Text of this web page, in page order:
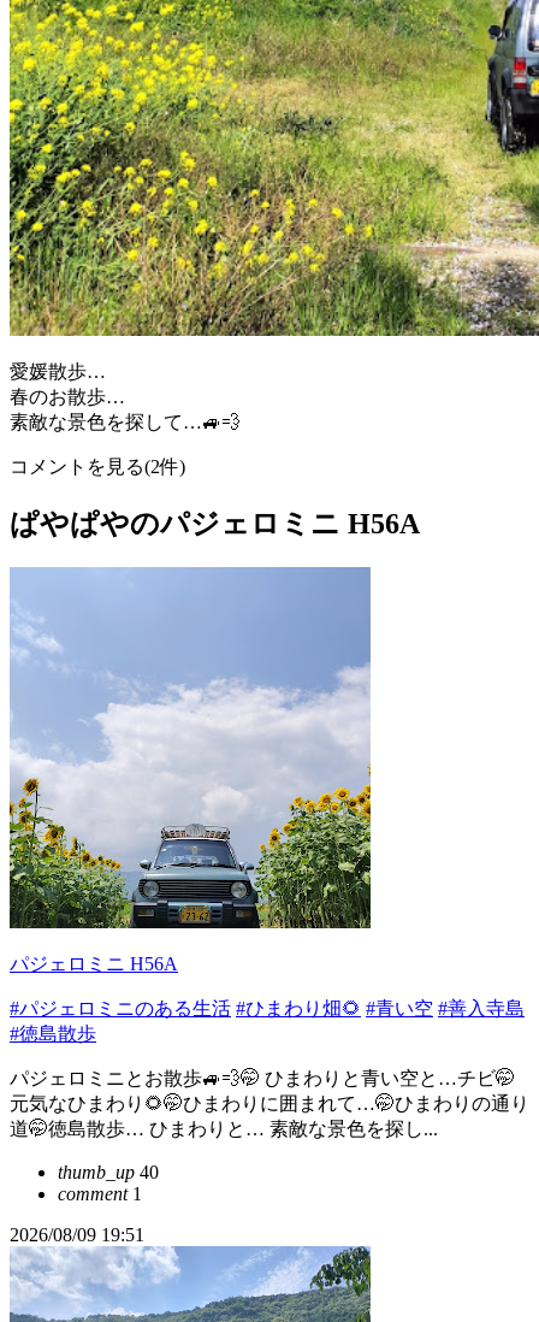
愛媛散歩…
春のお散歩…
素敵な景色を探して…🚙💨
コメントを見る(2件)
ぱやぱやのパジェロミニ H56A
パジェロミニ H56A
#パジェロミニのある生活 #ひまわり畑🌻 #青い空 #善入寺島
#徳島散歩
パジェロミニとお散歩🚙💨🤭 ひまわりと青い空と…チビ🤭
元気なひまわり🌻🤭ひまわりに囲まれて…🤭ひまわりの通り
道🤭徳島散歩… ひまわりと… 素敵な景色を探し...
thumb_up 40
comment1
2026/08/09 19:51